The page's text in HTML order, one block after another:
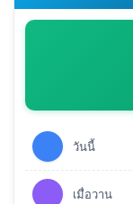
วันนี้
เมื่อวาน